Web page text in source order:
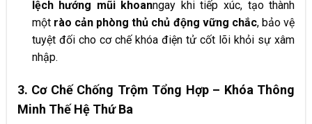
lệch hướng mũi khoanngay khi tiếp xúc, tạo thành
một rào cản phòng thủ chủ động vững chắc, bảo vệ
tuyệt đối cho cơ chế khóa điện tử cốt lõi khỏi sự xâm
nhập.
3. Cơ Chế Chống Trộm Tổng Hợp – Khóa Thông
Minh Thế Hệ Thứ Ba